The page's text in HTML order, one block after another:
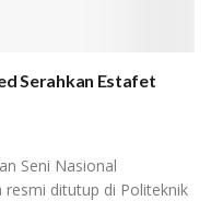
Serahkan Estafet
Seni Nasional
resmi ditutup di Politeknik